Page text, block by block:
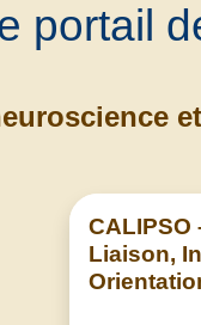
portail
CALIPSO
Liaison,